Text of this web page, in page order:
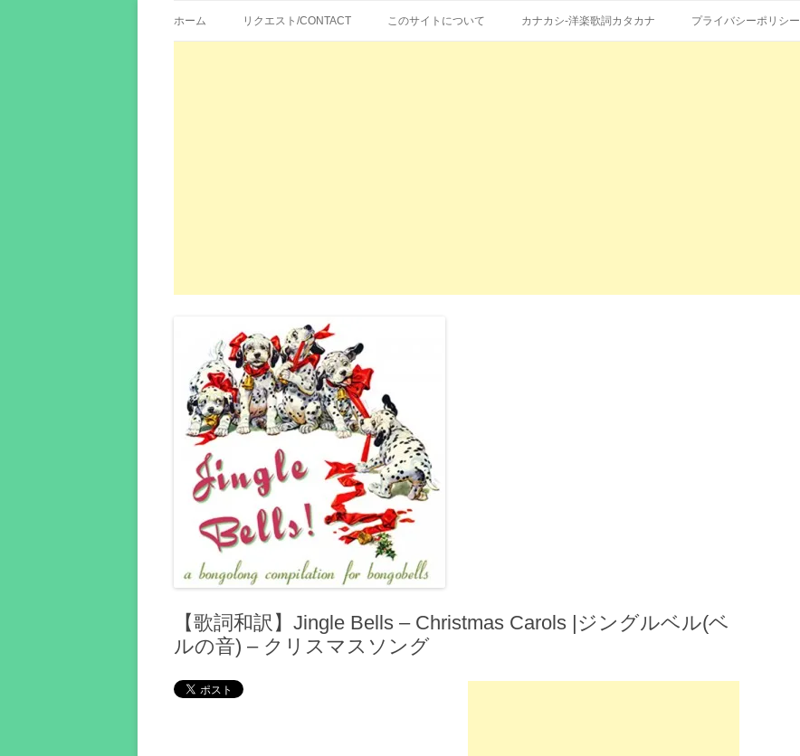
エイカシ | 洋楽歌詞の和訳、英語の意味、読み方
ン
ン
ホーム リクエスト/CONTACT このサイトについて カナカシ-洋楽歌詞カタカナ プライバシーポリシー
【歌詞和訳】Jingle Bells – Christmas Carols |ジングルベル(ベ
ルの音) – クリスマスソング